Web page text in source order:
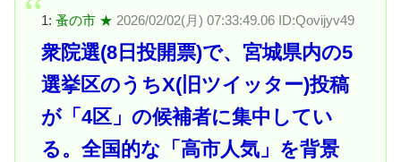
1: 蚤の市 ★ 2026/02/02(月) 07:33:49.06 ID:Qovijyv49
衆院選(8日投開票)で、宮城県内の5
選挙区のうちX(旧ツイッター)投稿
が「4区」の候補者に集中してい
る。全国的な「高市人気」を背景